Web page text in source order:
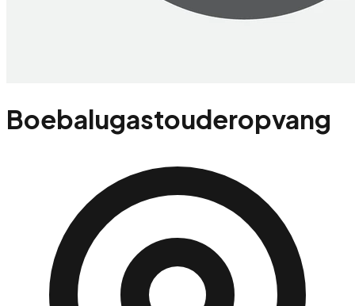
Boebalugastouderopvang